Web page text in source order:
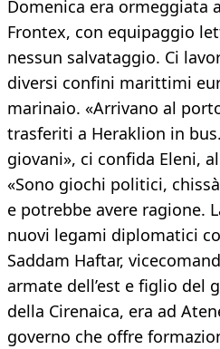
Domenica era ormeggiata
Frontex, con equipaggio
nessun salvataggio. Ci
diversi confini marittimi
marinaio. «Arrivano al
trasferiti a Heraklion in
giovani», ci confida Eleni,
«Sono giochi politici,
e potrebbe avere ragione.
nuovi legami diplomatici
Saddam Haftar,
armate dell’est e figlio del
della Cirenaica, era ad
governo che offre